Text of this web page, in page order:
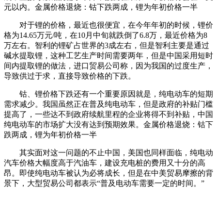
元以内。金属价格退烧：钴下跌两成，锂为年初价格一半
对于锂的价格，最近也很便宜，在今年年初的时候，锂价
格为14.65万元/吨，在10月中旬就跌倒了6.8万，最近价格为8
万左右。智利的锂矿占世界的3成左右，但是智利主要是通过
碱水提取锂，这种工艺生产时间需要两年，但是中国采用短时
间内提取锂的做法，进口贸易公司称，因为我国的过度生产，
导致供过于求，直接导致价格的下跌。
钴、锂价格下跌还有一个重要原因就是，纯电动车的短期
需求减少。我国虽然正在普及纯电动车，但是政府的补贴门槛
提高了，一些达不到政府续航里程的企业将得不到补贴，中国
纯电动车的市场扩大没有达到预期效果。金属价格退烧：钴下
跌两成，锂为年初价格一半
其实面对这一问题的不止中国，美国也同样面临，纯电动
汽车价格大幅度高于汽油车，建设充电桩的费用又十分的高
昂。即使纯电动车被认为必将成长，但是在中美贸易摩擦的背
景下，大型贸易公司都表示“普及电动车需要一定的时间。”